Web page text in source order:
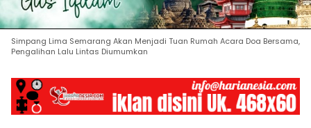
Simpang Lima Semarang Akan Menjadi Tuan Rumah Acara Doa Bersama,
Pengalihan Lalu Lintas Diumumkan